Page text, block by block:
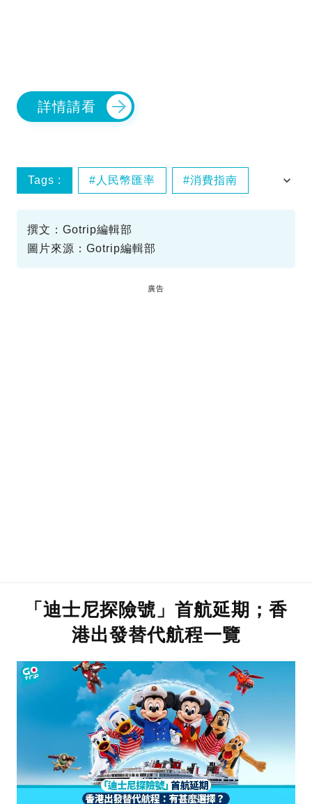
詳情請看
Tags : 人民幣匯率 消費指南
撰文：Gotrip編輯部
圖片來源：Gotrip編輯部
廣告
「迪士尼探險號」首航延期；香
港出發替代航程一覽